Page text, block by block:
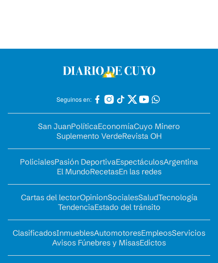
Seguinos en:
San JuanPolíticaEconomíaCuyo Minero
Suplemento VerdeRevista OH
PolicialesPasión DeportivaEspectáculosArgentina
El MundoRecetasEn las redes
Cartas del lectorOpinionSocialesSaludTecnología
TendenciaEstado del tránsito
ClasificadosInmueblesAutomotoresEmpleosServicios
Avisos Fúnebres y MisasEdictos